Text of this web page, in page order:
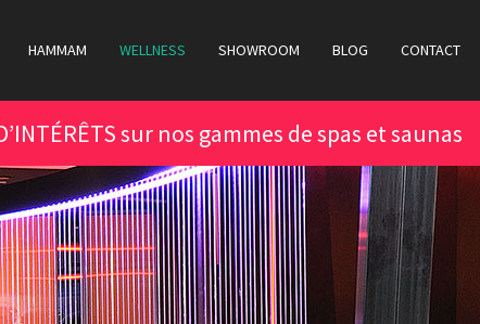
HAMMAM WELLNESS SHOWROOM BLOG CONTACT
sur nos gammes de spas et saunas